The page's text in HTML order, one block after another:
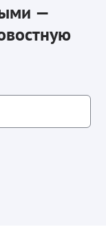
—